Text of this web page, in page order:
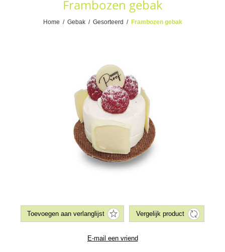
Frambozen gebak
Home / Gebak / Gesorteerd / Frambozen gebak